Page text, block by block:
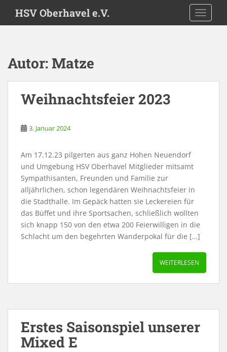
i
HSV Oberhavel e.V.
Autor:Matze
Weihnachtsfeier 2023
3. Januar 2024
Am 17.12.23 pilgerten aus ganz Hohen Neuendorf
und Umgebung HSV Oberhavel Mitglieder mitsamt
Sympathisanten, Freunden und Familie zur
alljährlichen, schon legendären Weihnachtsfeier in
die Stadthalle. Im Gepäck hatten sie Leckereien für
das Büffet und ihre Sportsachen, schließlich wollten
sich knapp 150 von den etwa 200 Feierwilligen in die
Schlacht um den begehrten Wanderpokal für die […]
WEITERLESEN
Erstes Saisonspiel unserer
Mixed E